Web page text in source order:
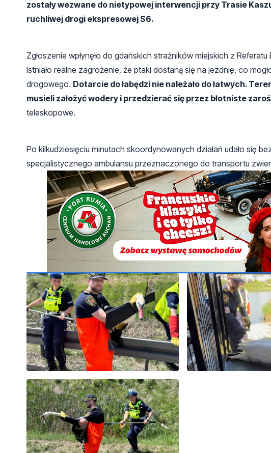
zostały wezwane do nietypowej interwencji przy Trasie
ruchliwej drogi ekspresowej S6.
Zgłoszenie wpłynęło do gdańskich strażników miejskich z
Istniało realne zagrożenie, że ptaki dostaną się na jezdnię, co
drogowego. Dotarcie do łabędzi nie należało do łatwych.
musieli założyć wodery i przedzierać się przez błotniste
teleskopowe.
Po kilkudziesięciu minutach skoordynowanych działań udało się
specjalistycznego ambulansu przeznaczonego do transportu